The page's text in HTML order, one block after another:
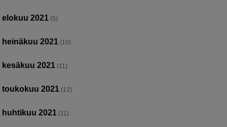
elokuu 2021 (5)
heinäkuu 2021 (10)
kesäkuu 2021 (11)
toukokuu 2021 (12)
huhtikuu 2021 (11)